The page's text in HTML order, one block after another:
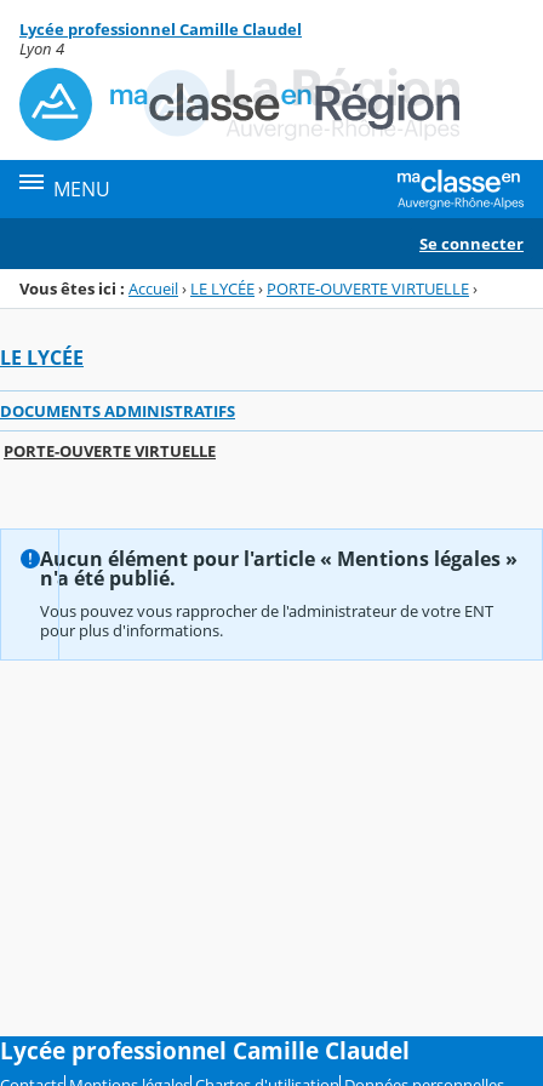
Menu de la rubrique
Contenu
Lycée professionnel Camille Claudel
Lyon 4
MENU
Se connecter
Vous êtes ici : Accueil› LE LYCÉE› PORTE-OUVERTE VIRTUELLE›
LE LYCÉE
DOCUMENTS ADMINISTRATIFS
PORTE-OUVERTE VIRTUELLE
Aucun élément pour l'article « Mentions légales »
n'a été publié.
Vous pouvez vous rapprocher de l'administrateur de votre ENT
pour plus d'informations.
Lycée professionnel Camille Claudel